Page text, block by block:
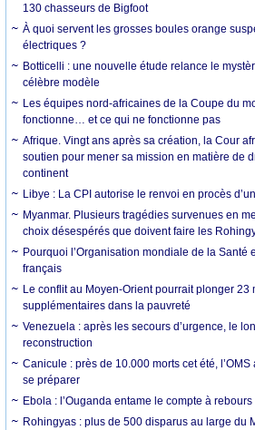
130 chasseurs de Bigfoot
À quoi servent les grosses boules orange
électriques ?
Botticelli : une nouvelle étude relance le
célèbre modèle
Les équipes nord-africaines de la Coupe du
fonctionne… et ce qui ne fonctionne pas
Afrique. Vingt ans après sa création, la Cour
soutien pour mener sa mission en matière de
continent
Libye : La CPI autorise le renvoi en procès
Myanmar. Plusieurs tragédies survenues en
choix désespérés que doivent faire les
Pourquoi l’Organisation mondiale de la Santé
français
Le conflit au Moyen-Orient pourrait plonger 23
supplémentaires dans la pauvreté
Venezuela : après les secours d’urgence, le
reconstruction
Canicule : près de 10.000 morts cet été,
se préparer
Ebola : l’Ouganda entame le compte à
Rohingyas : plus de 500 disparus au large du